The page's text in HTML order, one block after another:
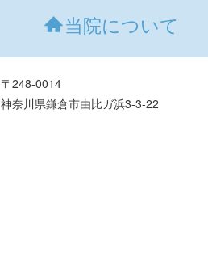
当院について
〒248-0014
神奈川県鎌倉市由比ガ浜3-3-22